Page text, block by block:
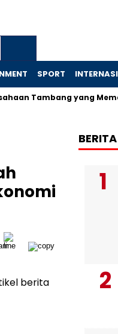
SPORT
Tambang yang
berita